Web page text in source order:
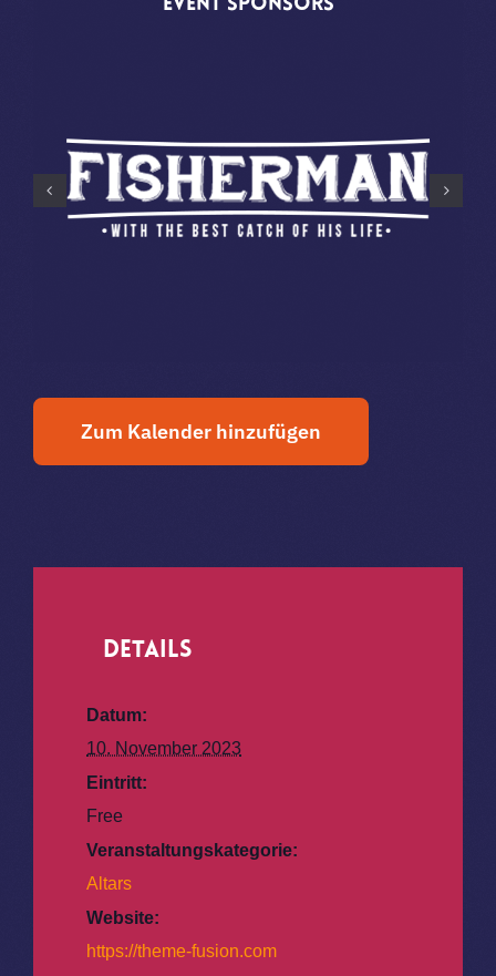
Event Sponsors
Zum Kalender hinzufügen
Details
Datum:
10. November 2023
Eintritt:
Free
Veranstaltungskategorie:
Altars
Website:
https://theme-fusion.com